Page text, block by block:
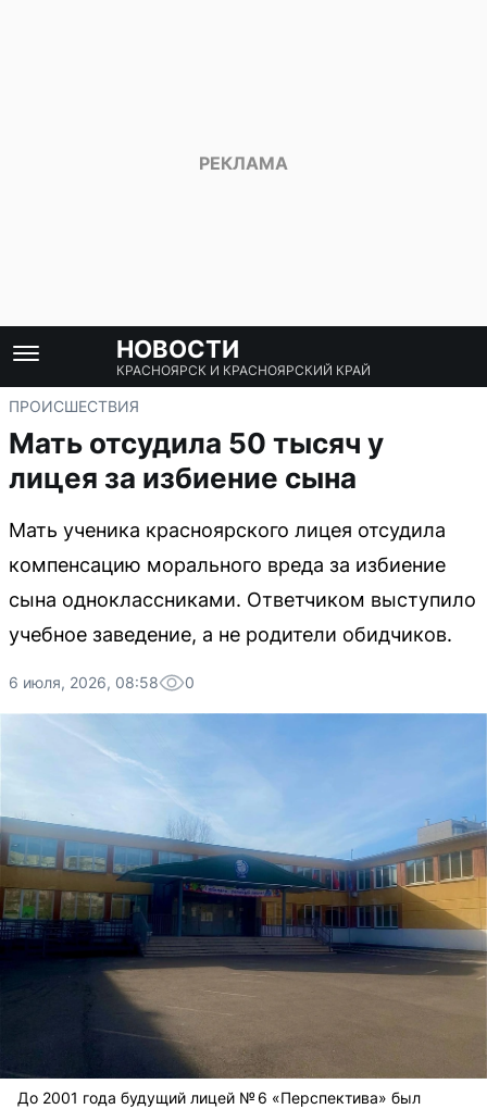
НОВОСТИ
КРАСНОЯРСК И КРАСНОЯРСКИЙ КРАЙ
ПРОИСШЕСТВИЯ
Мать отсудила 50 тысяч у
лицея за избиение сына
Мать ученика красноярского лицея отсудила
компенсацию морального вреда за избиение
сына одноклассниками. Ответчиком выступило
учебное заведение, а не родители обидчиков.
6 июля, 2026, 08:58 0
До 2001 года будущий лицей № 6 «Перспектива» был